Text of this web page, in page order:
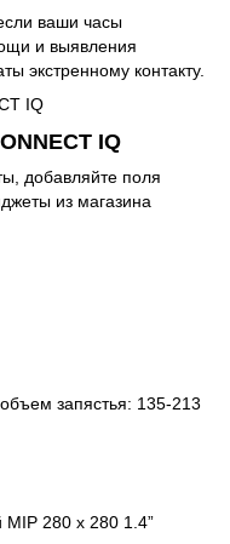
ваши часы
и выявления
экстренному контакту.
IQ
добавляйте поля
из магазина
запястья: 135-213
280 x 280 1.4”